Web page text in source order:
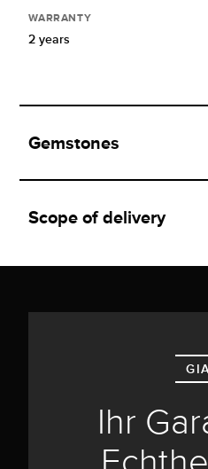
WARRANTY
2 years
Gemstones
Scope of delivery
Ihr